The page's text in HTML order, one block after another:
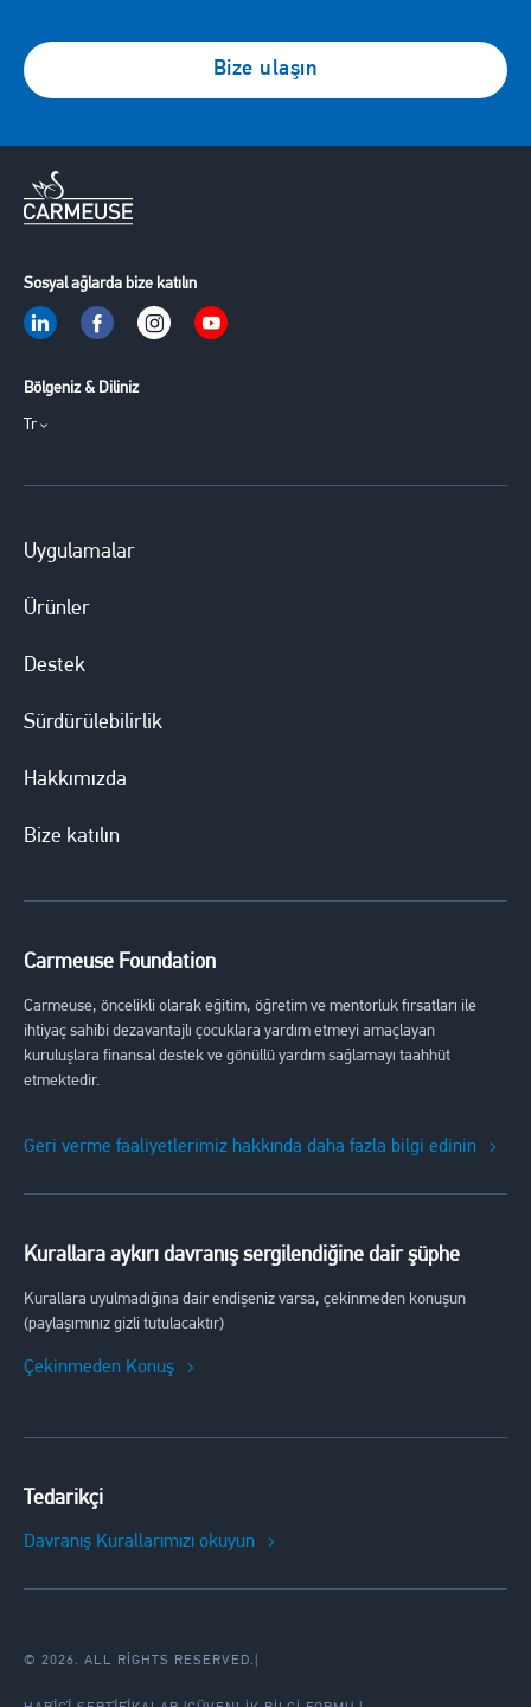
Bize ulaşın
Sosyal ağlarda bize katılın
Bölgeniz & Diliniz
Tr
Uygulamalar
Ürünler
Destek
Sürdürülebilirlik
Hakkımızda
Bize katılın
Carmeuse Foundation
Carmeuse, öncelikli olarak eğitim, öğretim ve mentorluk fırsatları ile
ihtiyaç sahibi dezavantajlı çocuklara yardım etmeyi amaçlayan
kuruluşlara finansal destek ve gönüllü yardım sağlamayı taahhüt
etmektedir.
Geri verme faaliyetlerimiz hakkında daha fazla bilgi edinin
Kurallara aykırı davranış sergilendiğine dair şüphe
Kurallara uyulmadığına dair endişeniz varsa, çekinmeden konuşun
(paylaşımınız gizli tutulacaktır)
Çekinmeden Konuş
Tedarikçi
Davranış Kurallarımızı okuyun
© 2026. ALL RIGHTS RESERVED.